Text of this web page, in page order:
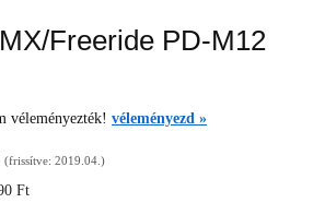
Freeride PD-M12
véleményezték! véleményezd »
(frissítve: 2019.04.)
Ft